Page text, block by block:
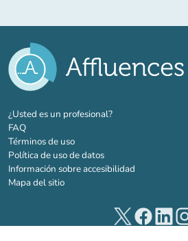
¿Usted es un profesional?(nueva pestaña)
FAQ
Términos de uso
Política de uso de datos
Información sobre accesibilidad
Mapa del sitio
(nueva(nueva